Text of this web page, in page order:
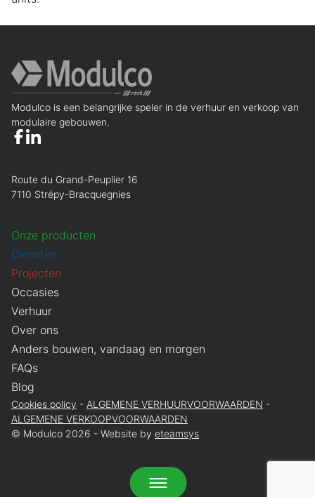
Modulco is een belangrijke speler in de verhuur en verkoop van
modulaire gebouwen.
Route du Grand-Peuplier 16
7110 Strépy-Bracquegnies
Onze producten
Diensten
Projecten
Occasies
Verhuur
Over ons
Anders bouwen, vandaag en morgen
FAQs
Blog
© Modulco 2026 - Website by eteamsys
Cookies policy
ALGEMENE VERHUURVOORWAARDEN
ALGEMENE VERKOOPVOORWAARDEN